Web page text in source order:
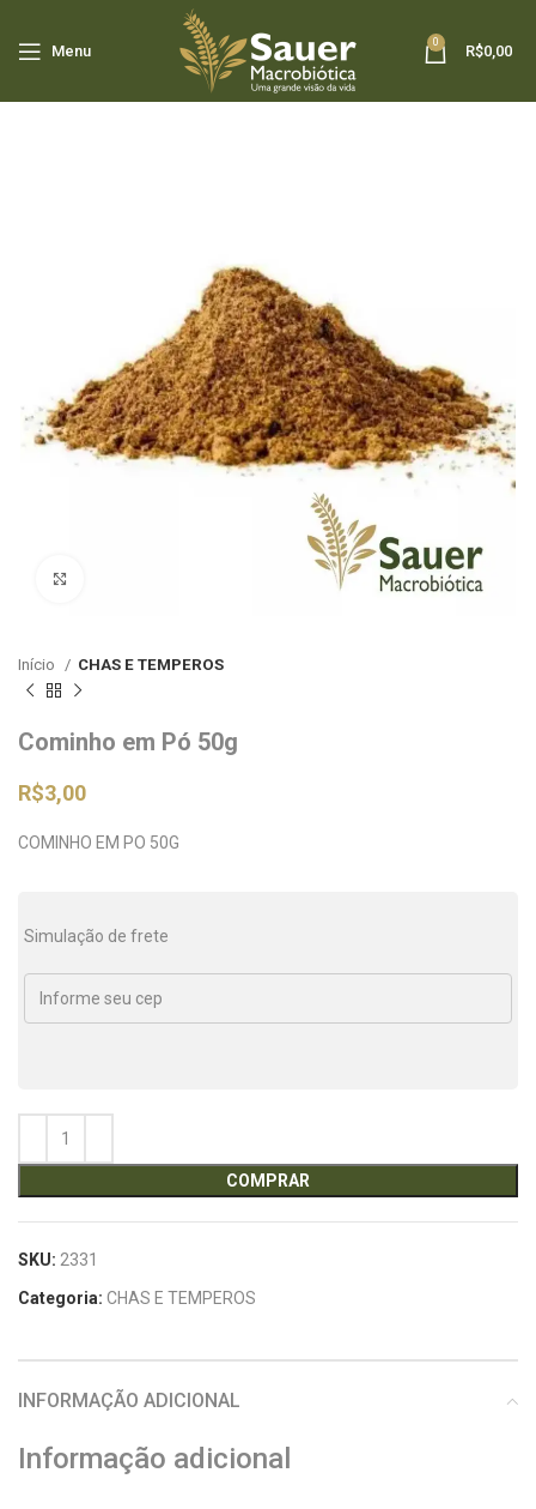
Menu
0
R$0,00
Início CHAS E TEMPEROS
Cominho em Pó 50g
R$3,00
COMINHO EM PO 50G
Simulação de frete
COMPRAR
SKU: 2331
Categoria: CHAS E TEMPEROS
INFORMAÇÃO ADICIONAL
Informação adicional